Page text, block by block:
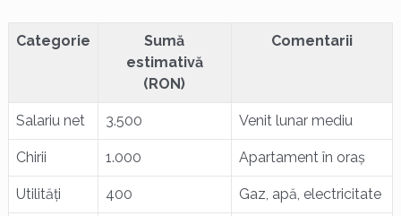
Categorie
Sumă
estimativă
(RON)
Comentarii
Salariu net 3.500 Venit lunar mediu
Chirii 1.000 Apartament în oraș
Utilități 400 Gaz, apă, electricitate